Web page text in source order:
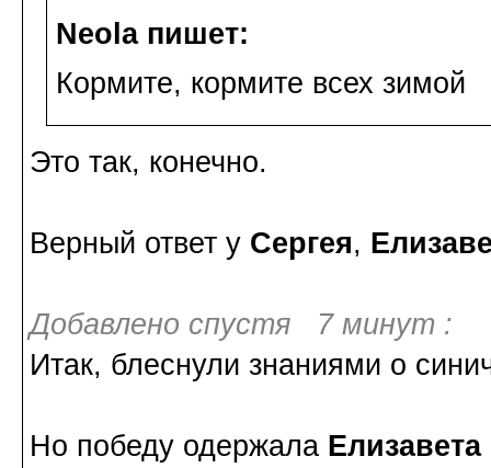
Neola пишет:
Кормите, кормите всех зимой
Это так, конечно.
Верный ответ у Сергея,
Добавлено спустя 7 минут :
Итак, блеснули знаниями о
Но победу одержала Елизавета